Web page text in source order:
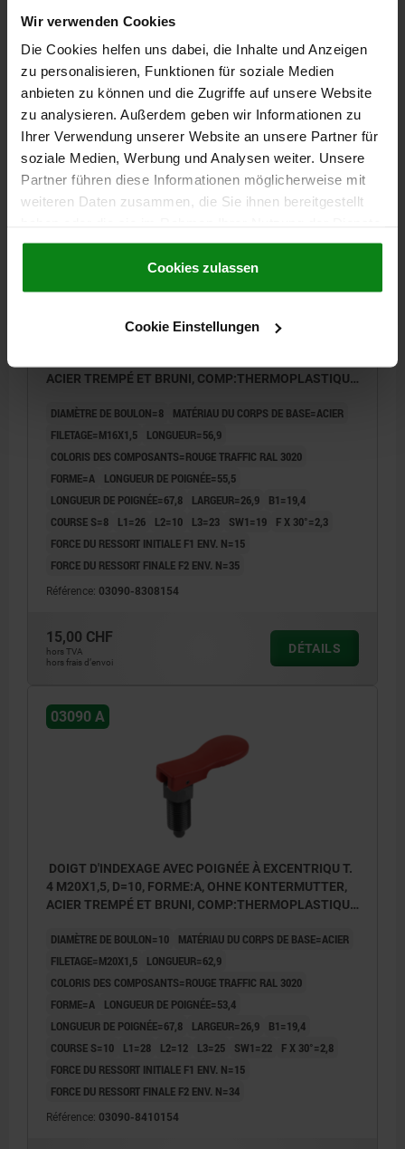
Wir verwenden Cookies
Die Cookies helfen uns dabei, die Inhalte und Anzeigen
zu personalisieren, Funktionen für soziale Medien
anbieten zu können und die Zugriffe auf unsere Website
zu analysieren. Außerdem geben wir Informationen zu
Ihrer Verwendung unserer Website an unsere Partner für
soziale Medien, Werbung und Analysen weiter. Unsere
Partner führen diese Informationen möglicherweise mit
weiteren Daten zusammen, die Sie ihnen bereitgestellt
gesammelt haben.Cookie Richtlinien
Datenschutz|AGB
Cookies zulassen
Cookie Einstellungen
FORCE DU RESSORT INITIALE F1 ENV. N=6
Référence: 03090-8206154
12,56 CHF
hors TVA
hors frais d’envoi
DÉTAILS
03090 A
ACIER TREMPÉ ET BRUNI, COMP:THERMOPLASTIQUE
DIAMÈTRE DE BOULON=8
MATÉRIAU DU CORPS DE BASE=ACIER
FILETAGE=M16X1,5
LONGUEUR=56,9
COLORIS DES COMPOSANTS=ROUGE TRAFFIC RAL 3020
FORME=A
LONGUEUR DE POIGNÉE=55,5
LONGUEUR DE POIGNÉE=67,8
LARGEUR=26,9
B1=19,4
COURSE S=8
L1=26 L2=10 L3=23 SW1=19
F X 30°=2,3
FORCE DU RESSORT INITIALE F1 ENV. N=15
FORCE DU RESSORT FINALE F2 ENV. N=35
Référence: 03090-8308154
15,00 CHF
hors TVA
hors frais d’envoi
DÉTAILS
03090 A
DOIGT D'INDEXAGE AVEC POIGNÉE À EXCENTRIQU T.
4 M20X1,5, D=10, FORME:A, OHNE KONTERMUTTER,
ACIER TREMPÉ ET BRUNI, COMP:THERMOPLASTIQUE
DIAMÈTRE DE BOULON=10
MATÉRIAU DU CORPS DE BASE=ACIER
FILETAGE=M20X1,5
LONGUEUR=62,9
COLORIS DES COMPOSANTS=ROUGE TRAFFIC RAL 3020
FORME=A
LONGUEUR DE POIGNÉE=53,4
LONGUEUR DE POIGNÉE=67,8
LARGEUR=26,9
B1=19,4
COURSE S=10
L1=28 L2=12 L3=25 SW1=22
F X 30°=2,8
FORCE DU RESSORT INITIALE F1 ENV. N=15
FORCE DU RESSORT FINALE F2 ENV. N=34
Référence: 03090-8410154